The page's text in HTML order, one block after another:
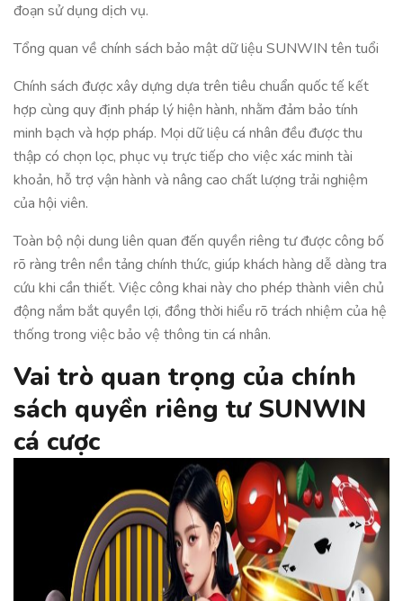
đoạn sử dụng dịch vụ.
Tổng quan về chính sách bảo mật dữ liệu SUNWIN tên tuổi
Chính sách được xây dựng dựa trên tiêu chuẩn quốc tế kết
hợp cùng quy định pháp lý hiện hành, nhằm đảm bảo tính
minh bạch và hợp pháp. Mọi dữ liệu cá nhân đều được thu
thập có chọn lọc, phục vụ trực tiếp cho việc xác minh tài
khoản, hỗ trợ vận hành và nâng cao chất lượng trải nghiệm
của hội viên.
Toàn bộ nội dung liên quan đến quyền riêng tư được công bố
rõ ràng trên nền tảng chính thức, giúp khách hàng dễ dàng tra
cứu khi cần thiết. Việc công khai này cho phép thành viên chủ
động nắm bắt quyền lợi, đồng thời hiểu rõ trách nhiệm của hệ
thống trong việc bảo vệ thông tin cá nhân.
Vai trò quan trọng của chính
sách quyền riêng tư SUNWIN
cá cược